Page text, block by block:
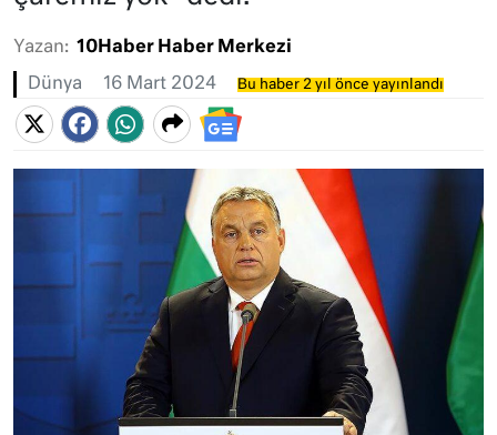
Yazan: 10Haber Haber Merkezi
Dünya 16 Mart 2024 Bu haber 2 yıl önce yayınlandı